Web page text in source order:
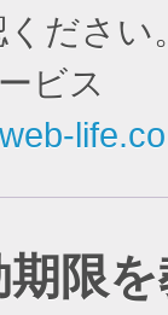
ださい
ビス
限